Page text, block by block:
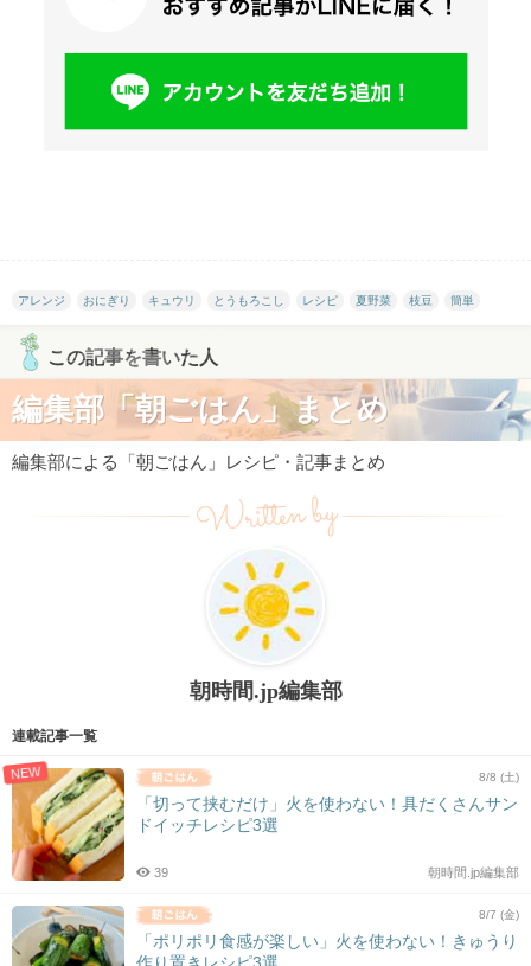
アレンジ おにぎり キュウリ とうもろこし レシピ 夏野菜 枝豆 簡単
この記事を書いた人
編集部「朝ごはん」まとめ
編集部による「朝ごはん」レシピ・記事まとめ
Written by
朝時間.jp編集部
連載記事一覧
NEW 8/8 (土)
「切って挟むだけ」火を使わない！具だくさんサン
ドイッチレシピ3選
朝時間.jp編集部
39
8/7 (金)
「ポリポリ食感が楽しい」火を使わない！きゅうり